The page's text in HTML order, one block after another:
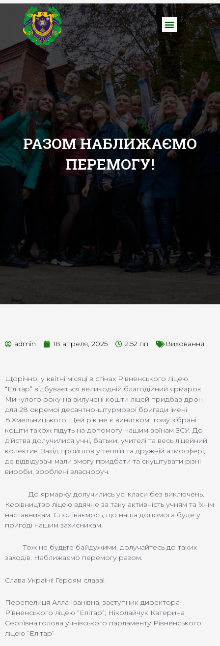
РАЗОМ НАБЛИЖАЄМО
ПЕРЕМОГУ!
admin 18 апреля, 2025 2:52 пп Виховання
Щорічно, у квітні місяці в стінах Рівненського ліцею
“Елітар” відбувається великодній благодійний ярмарок.
Минулого року на вилучені кошти ліцей придбав дрон
для 28 окремої десантно-штурмової бригади імені
Б.Хмельницького. Цей рік не є винятком, тому зібрані
кошти також підуть на допомогу нашим воїнам ЗСУ. До
дійства долучилися учні, батьки, учителі та весь ліцейний
колектив. Захід пройшов у теплій та дружній атмосфері,
де відвідувачі мали змогу придбати та скуштувати різні
вироби, зроблені власноруч.
До ярмарку долучились усі класи без виключень.
Керівництво ліцею вдячне за таку активність учням та їхнім
наставникам. Сподіваємось, що наша допомога буде у
пригоді нашим захисникам.
Тож не будьте байдужими, долучайтесь до таких
заходів. Наближаємо перемогу разом.
Слава Україні! Героям слава!
Перепелиця Алла Іванівна, заступник директора
Рівненського ліцею “Елітар”; Ніколайчук Катерина
Сергіївна,голова учнівського парламенту Рівненського
ліцею “Елітар”